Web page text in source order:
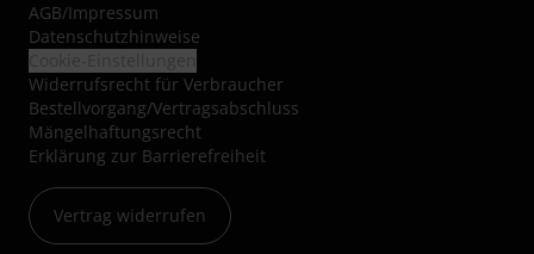
AGB/Impressum
Datenschutzhinweise
Widerrufsrecht für Verbraucher
Bestellvorgang/Vertragsabschluss
Mängelhaftungsrecht
Erklärung zur Barrierefreiheit
Vertrag widerrufen